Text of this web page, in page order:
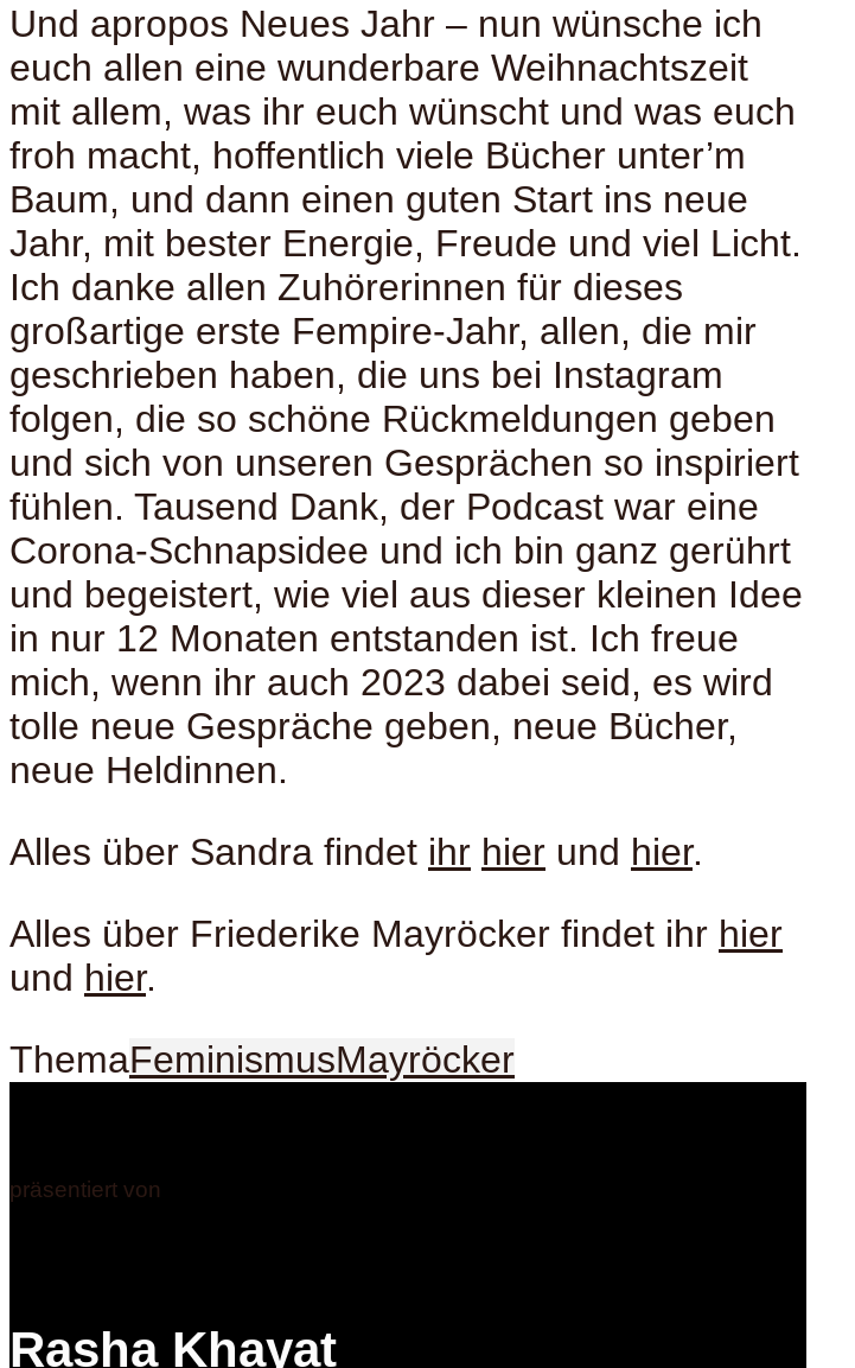
Und apropos Neues Jahr – nun wünsche ich
euch allen eine wunderbare Weihnachtszeit
mit allem, was ihr euch wünscht und was euch
froh macht, hoffentlich viele Bücher unter’m
Baum, und dann einen guten Start ins neue
Jahr, mit bester Energie, Freude und viel Licht.
Ich danke allen Zuhörerinnen für dieses
großartige erste Fempire-Jahr, allen, die mir
geschrieben haben, die uns bei Instagram
folgen, die so schöne Rückmeldungen geben
und sich von unseren Gesprächen so inspiriert
fühlen. Tausend Dank, der Podcast war eine
Corona-Schnapsidee und ich bin ganz gerührt
und begeistert, wie viel aus dieser kleinen Idee
in nur 12 Monaten entstanden ist. Ich freue
mich, wenn ihr auch 2023 dabei seid, es wird
tolle neue Gespräche geben, neue Bücher,
neue Heldinnen.
Alles über Sandra findet ihr hier und hier.
Alles über Friederike Mayröcker findet ihr hier
und hier.
ThemaFeminismusMayröcker
präsentiert von
Rasha Khayat